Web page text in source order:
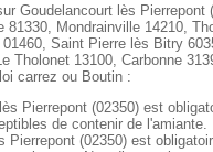
Goudelancourt lès
Mondrainville 14210,
Saint Pierre lès Bitry
Tholonet 13100, Carbonne
carrez ou Boutin :
Pierrepont (02350) est
de contenir de
Pierrepont (02350) est